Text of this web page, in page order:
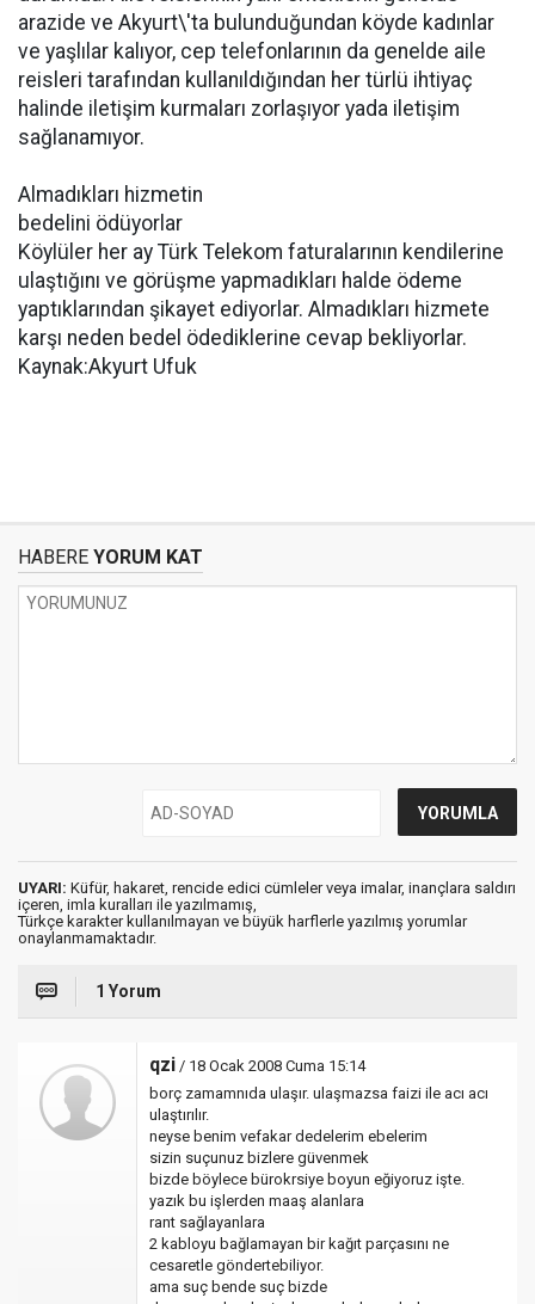
arazide ve Akyurt\'ta bulunduğundan köyde kadınlar
ve yaşlılar kalıyor, cep telefonlarının da genelde aile
reisleri tarafından kullanıldığından her türlü ihtiyaç
halinde iletişim kurmaları zorlaşıyor yada iletişim
sağlanamıyor.
Almadıkları hizmetin
bedelini ödüyorlar
Köylüler her ay Türk Telekom faturalarının kendilerine
ulaştığını ve görüşme yapmadıkları halde ödeme
yaptıklarından şikayet ediyorlar. Almadıkları hizmete
karşı neden bedel ödediklerine cevap bekliyorlar.
Kaynak:Akyurt Ufuk
HABERE YORUM KAT
UYARI: Küfür, hakaret, rencide edici cümleler veya imalar, inançlara saldırı
içeren, imla kuralları ile yazılmamış,
Türkçe karakter kullanılmayan ve büyük harflerle yazılmış yorumlar
onaylanmamaktadır.
1 Yorum
qzi / 18 Ocak 2008 Cuma 15:14
borç zamamnıda ulaşır. ulaşmazsa faizi ile acı acı
ulaştırılır.
neyse benim vefakar dedelerim ebelerim
sizin suçunuz bizlere güvenmek
bizde böylece bürokrsiye boyun eğiyoruz işte.
yazık bu işlerden maaş alanlara
rant sağlayanlara
2 kabloyu bağlamayan bir kağıt parçasını ne
cesaretle göndertebiliyor.
ama suç bende suç bizde